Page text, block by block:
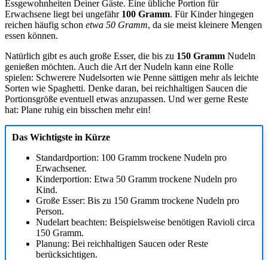
Essgewohnheiten Deiner Gäste. Eine übliche Portion für
Erwachsene liegt bei ungefähr 100 Gramm. Für Kinder hingegen
reichen häufig schon etwa 50 Gramm, da sie meist kleinere Mengen
essen können.
Natürlich gibt es auch große Esser, die bis zu 150 Gramm Nudeln
genießen möchten. Auch die Art der Nudeln kann eine Rolle
spielen: Schwerere Nudelsorten wie Penne sättigen mehr als leichte
Sorten wie Spaghetti. Denke daran, bei reichhaltigen Saucen die
Portionsgröße eventuell etwas anzupassen. Und wer gerne Reste
hat: Plane ruhig ein bisschen mehr ein!
Das Wichtigste in Kürze
Standardportion: 100 Gramm trockene Nudeln pro
Erwachsener.
Kinderportion: Etwa 50 Gramm trockene Nudeln pro
Kind.
Große Esser: Bis zu 150 Gramm trockene Nudeln pro
Person.
Nudelart beachten: Beispielsweise benötigen Ravioli circa
150 Gramm.
Planung: Bei reichhaltigen Saucen oder Reste
berücksichtigen.